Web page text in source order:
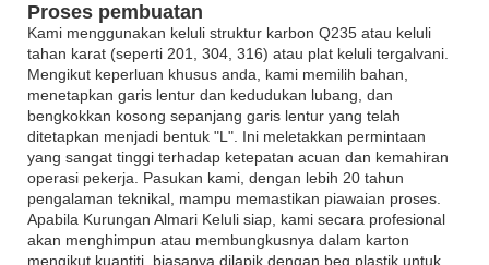
Proses pembuatan
Kami menggunakan keluli struktur karbon Q235 atau keluli
tahan karat (seperti 201, 304, 316) atau plat keluli tergalvani.
Mengikut keperluan khusus anda, kami memilih bahan,
menetapkan garis lentur dan kedudukan lubang, dan
bengkokkan kosong sepanjang garis lentur yang telah
ditetapkan menjadi bentuk "L". Ini meletakkan permintaan
yang sangat tinggi terhadap ketepatan acuan dan kemahiran
operasi pekerja. Pasukan kami, dengan lebih 20 tahun
pengalaman teknikal, mampu memastikan piawaian proses.
Apabila Kurungan Almari Keluli siap, kami secara profesional
akan menghimpun atau membungkusnya dalam karton
mengikut kuantiti, biasanya dilapik dengan beg plastik untuk